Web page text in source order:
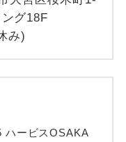
グ18F
み)
ハービスOSAKA